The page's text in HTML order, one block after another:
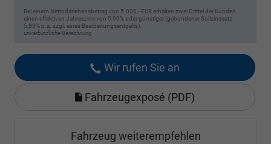
Bei einem Nettodarlehensbetrag von 5.000,- EUR erhalten zwei Drittel der Kunden
einen effektiven Jahreszins von 5,99% oder günstiger (gebundener Sollzinssatz
5,83% p.a. zzgl. eines Bearbeitungsentgelts).
unverbindliche Berechnung
Wir rufen Sie an
Fahrzeugexposé (PDF)
Fahrzeug weiterempfehlen